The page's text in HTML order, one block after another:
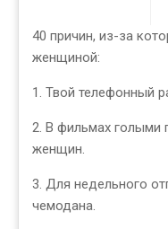
40 причин, из-за
женщиной:
1. Твой телефонный
2. В фильмах голыми
женщин.
3. Для недельного
чемодана.